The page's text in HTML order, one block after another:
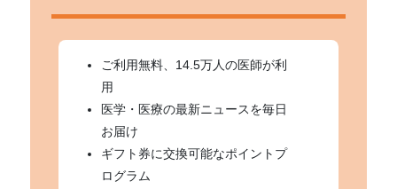
ご利用無料、14.5万人の医師が利
用
医学・医療の最新ニュースを毎日
お届け
ギフト券に交換可能なポイントプ
ログラム